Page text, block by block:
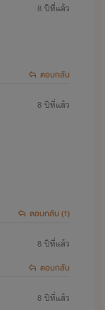
8 ปีที่แล้ว
ตอบกลับ
8 ปีที่แล้ว
ตอบกลับ (1)
8 ปีที่แล้ว
ตอบกลับ
8 ปีที่แล้ว